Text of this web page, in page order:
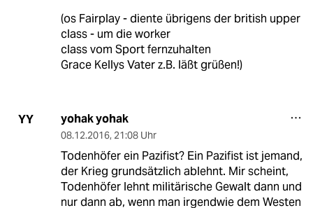
(os Fairplay - diente übrigens der british upper
class - um die worker
class vom Sport fernzuhalten
Grace Kellys Vater z.B. läßt grüßen!)
YY yohak yohak
08.12.2016, 21:08 Uhr
Todenhöfer ein Pazifist? Ein Pazifist ist jemand,
der Krieg grundsätzlich ablehnt. Mir scheint,
Todenhöfer lehnt militärische Gewalt dann und
nur dann ab, wenn man irgendwie dem Westen